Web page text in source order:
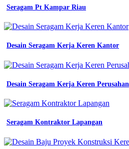
baju
kerja
Batik
Perpisahan
Sekolah
kemeja
lengan
pendek
pdh
list
Seragam Pt Kampar Riau
Desain Seragam Kerja Keren Kantor
Desain Seragam Kerja Keren Perusahan
Seragam Kontraktor Lapangan